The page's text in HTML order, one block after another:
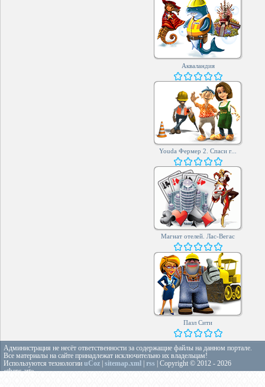
Акваландия
Youda Фермер 2. Спаси г...
Магнат отелей. Лас-Вегас
Пазл Сити
Администрация не несёт ответственности за содержащие файлы на данном портале.
Все материалы на сайте принадлежат исключительно их владельцам!
Используются технологии uCoz sitemap.xml rss | Copyright © 2012 - 2026
«theps.art»